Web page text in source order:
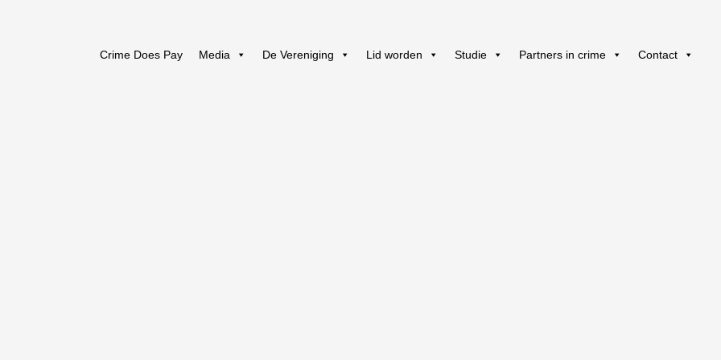
Crime Does Pay Media De Vereniging Lid worden Studie Partners in crime Contact